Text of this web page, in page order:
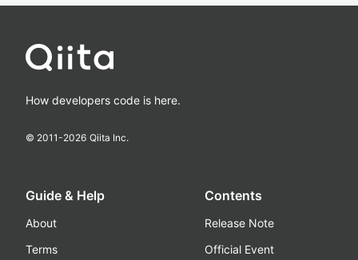
How developers code is here.
© 2011-2026 Qiita Inc.
Guide & Help
About
Terms
Contents
Release Note
Official Event